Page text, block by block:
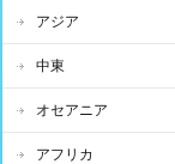
アジア
中東
オセアニア
アフリカ